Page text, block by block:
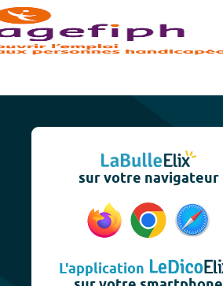
sur votre navigateur
L'application